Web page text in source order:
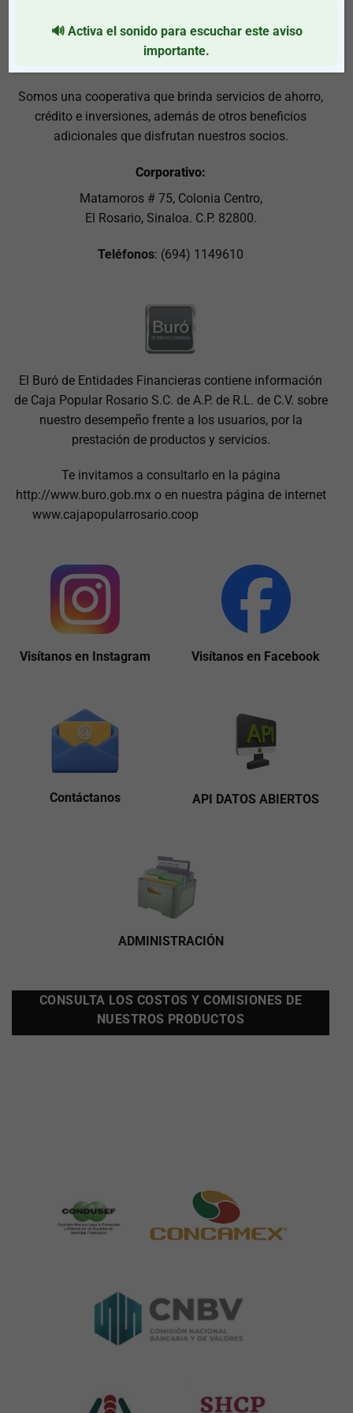
Somos una cooperativa que brinda servicios de ahorro,
crédito e inversiones, además de otros beneficios
adicionales que disfrutan nuestros socios.
Corporativo:
Matamoros # 75, Colonia Centro,
El Rosario, Sinaloa. C.P. 82800.
Teléfonos: (694) 1149610
El Buró de Entidades Financieras contiene información
de Caja Popular Rosario S.C. de A.P. de R.L. de C.V. sobre
nuestro desempeño frente a los usuarios, por la
prestación de productos y servicios.
Te invitamos a consultarlo en la página
http://www.buro.gob.mx o en nuestra página de internet
www.cajapopularrosario.coop
Visítanos en Instagram Visítanos en Facebook
Contáctanos API DATOS ABIERTOS
ADMINISTRACIÓN
CONSULTA LOS COSTOS Y COMISIONES DE
NUESTROS PRODUCTOS
🔊 Activa el sonido para escuchar este aviso
importante.